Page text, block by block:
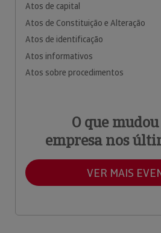
Atos de capital
Atos de Constituição e Alteração
Atos de identificação
Atos informativos
Atos sobre procedimentos
O que
empresa nos
VER MAIS